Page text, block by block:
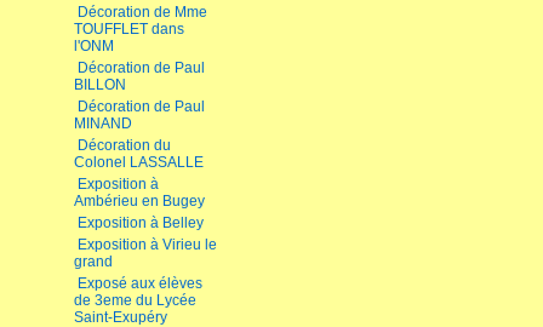
Décoration de Mme
TOUFFLET dans
l'ONM
Décoration de Paul
BILLON
Décoration de Paul
MINAND
Décoration du
Colonel LASSALLE
Exposition à
Ambérieu en Bugey
Exposition à Belley
Exposition à Virieu le
grand
Exposé aux élèves
de 3eme du Lycée
Saint-Exupéry